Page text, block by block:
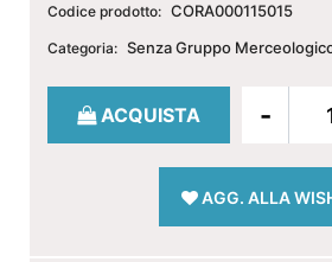
Codice prodotto: CORA000115015
Categoria: Senza Gruppo
Quantità
ACQUISTA
AGG. ALLA